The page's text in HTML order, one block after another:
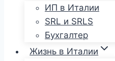
ИП в Италии
SRL и SRLS
Бухгалтер
Жизнь в Италии